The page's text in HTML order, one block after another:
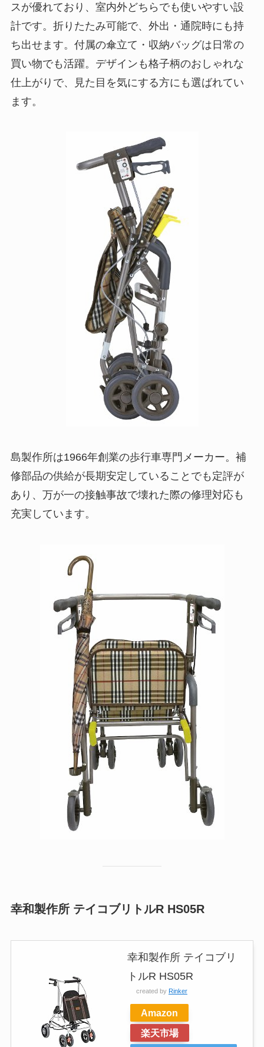
スが優れており、室内外どちらでも使いやすい設
計です。折りたたみ可能で、外出・通院時にも持
ち出せます。付属の傘立て・収納バッグは日常の
買い物でも活躍。デザインも格子柄のおしゃれな
仕上がりで、見た目を気にする方にも選ばれてい
ます。
島製作所は1966年創業の歩行車専門メーカー。補
修部品の供給が長期安定していることでも定評が
あり、万が一の接触事故で壊れた際の修理対応も
充実しています。
幸和製作所 テイコブリトルR HS05R
幸和製作所 テイコブリ
トルR HS05R
created by Rinker
Amazon
楽天市場